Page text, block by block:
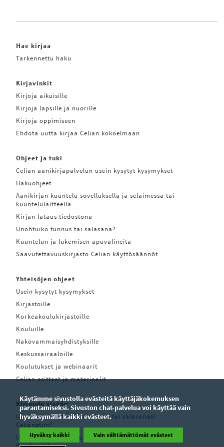
Hae kirjaa
Tarkennettu haku
Kirjavinkit
Kirjoja aikuisille
Kirjoja lapsille ja nuorille
Kirjoja oppimiseen
Ehdota uutta kirjaa Celian kokoelmaan
Ohjeet ja tuki
Celian äänikirjapalvelun usein kysytyt kysymykset
Hakuohjeet
Äänikirjan kuuntelu sovelluksella ja selaimessa tai
kuuntelulaitteella
Kirjan lataus tiedostona
Unohtuiko tunnus tai salasana?
Kuuntelun ja lukemisen apuvälineitä
Saavutettavuuskirjasto Celian käyttösäännöt
Yhteisöjen ohjeet
Usein kysytyt kysymykset
Kirjastoille
Korkeakoulukirjastoille
Kouluille
Näkövammaisyhdistyksille
Keskussairaaloille
Koulutukset ja webinaarit
Celian esitteet ja materiaalit
Kirjaudu sisään
Unohditko käyttäjätunnuksesi tai salasanasi
Celianetiin?
Unohditko käyttäjätunnuksesi tai salasanasi Pratsam
Käytämme sivustolla evästeitä käyttäjäkokemuksen
parantamiseksi. Sivuston chat-palvelua voi käyttää vain
hyväksymällä kaikki evästeet.
Hyväksy kaikki Vain välttämättömät evästeet